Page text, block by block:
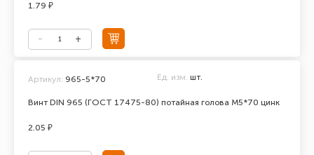
1.79 ₽
Винт DIN 965 (ГОСТ 17475-80) потайная голова М5*70 цинк
Артикул: 965-5*70 Ед. изм. шт.
2.05 ₽